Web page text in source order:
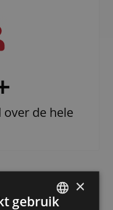
over de hele
×
gebruik